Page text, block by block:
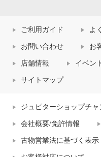
ご利用ガイド よ
お問い合わせ お
店舗情報 イベン
サイトマップ
ジュピターショップチ
会社概要/免許情報
古物営業法に基づく表示